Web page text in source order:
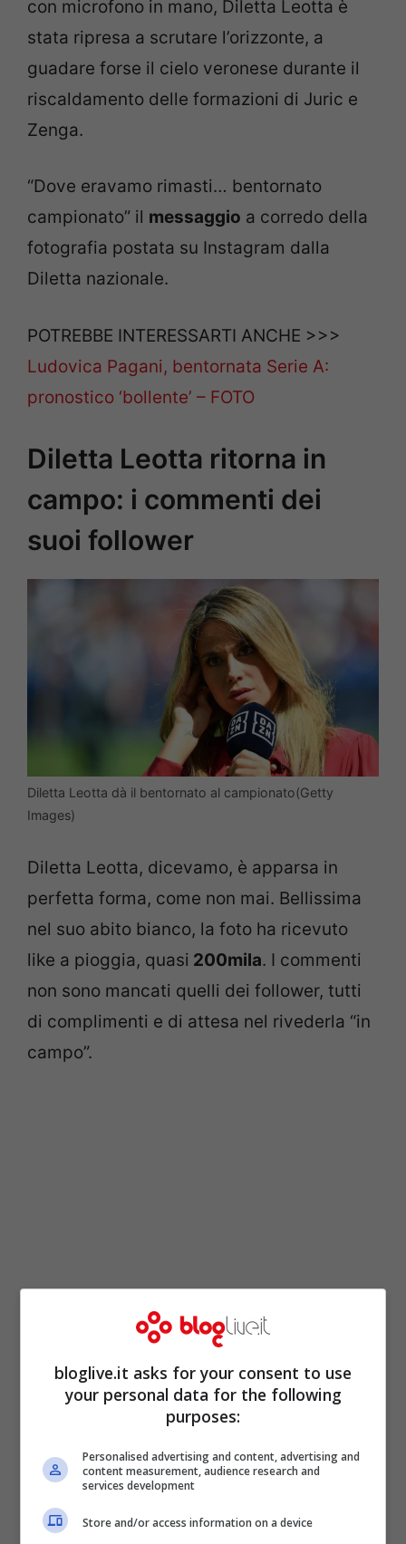
con microfono in mano, Diletta Leotta è
stata ripresa a scrutare l’orizzonte, a
guadare forse il cielo veronese durante il
riscaldamento delle formazioni di Juric e
Zenga.
“Dove eravamo rimasti… bentornato
campionato” il messaggio a corredo della
fotografia postata su Instagram dalla
Diletta nazionale.
POTREBBE INTERESSARTI ANCHE >>>
Ludovica Pagani, bentornata Serie A:
pronostico ‘bollente’ – FOTO
Diletta Leotta ritorna in
campo: i commenti dei
suoi follower
Diletta Leotta dà il bentornato al campionato(Getty
Images)
Diletta Leotta, dicevamo, è apparsa in
perfetta forma, come non mai. Bellissima
nel suo abito bianco, la foto ha ricevuto
like a pioggia, quasi 200mila. I commenti
non sono mancati quelli dei follower, tutti
di complimenti e di attesa nel rivederla “in
campo”.
Si va dal “bentornata tu” alla vera e propria
dichiarazione; c’è chi ha ammesso come
Diletta sia stata una delle mancanze più
pausa. Non mancano le rivendicazioni
regionali, come chi evidenza la Sicilia
come terra d’origine della donna fino ad
bloglive.it asks for your consent to use
your personal data for the following
purposes:
Personalised advertising and content, advertising and
content measurement, audience research and
services development
Store and/or access information on a device